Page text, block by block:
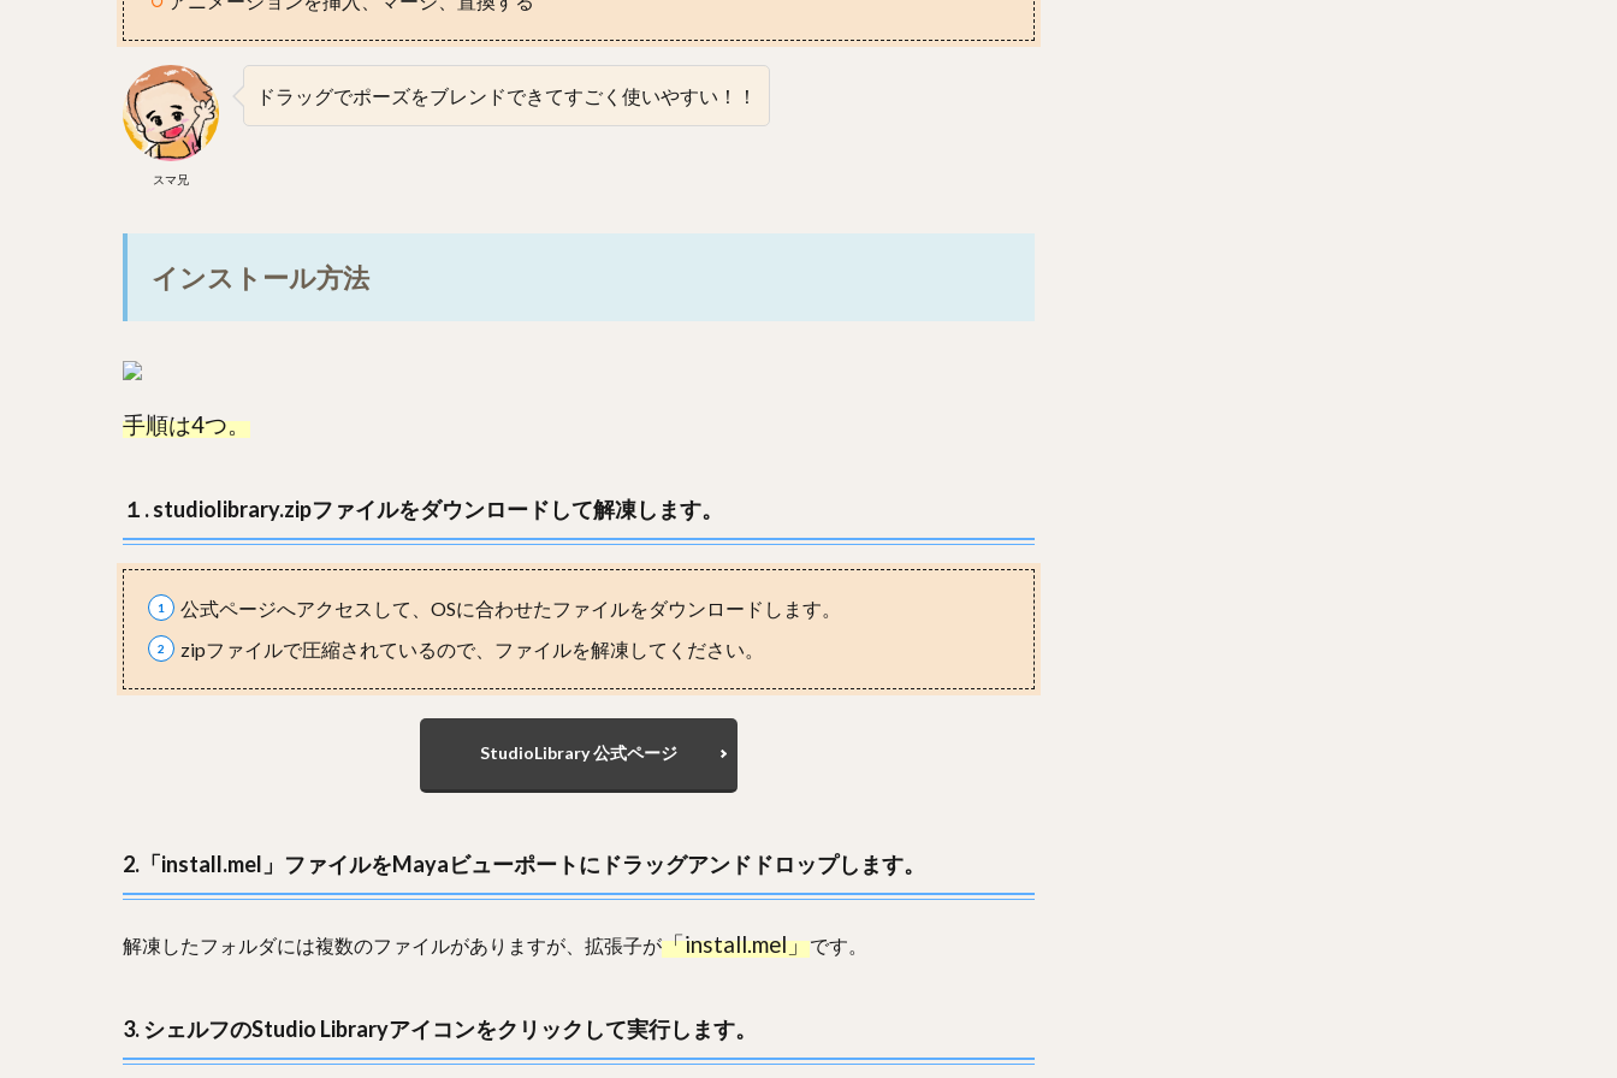
スマ兄
ドラッグでポーズをブレンドできてすごく使いやすい！！
インストール方法
手順は4つ。
１. studiolibrary.zipファイルをダウンロードして解凍します。
公式ページへアクセスして、OSに合わせたファイルをダウンロードします。
zipファイルで圧縮されているので、ファイルを解凍してください。
StudioLibrary 公式ページ
2.「install.mel」ファイルをMayaビューポートにドラッグアンドドロップします。
解凍したフォルダには複数のファイルがありますが、拡張子が「install.mel」です。
3. シェルフのStudio Libraryアイコンをクリックして実行します。